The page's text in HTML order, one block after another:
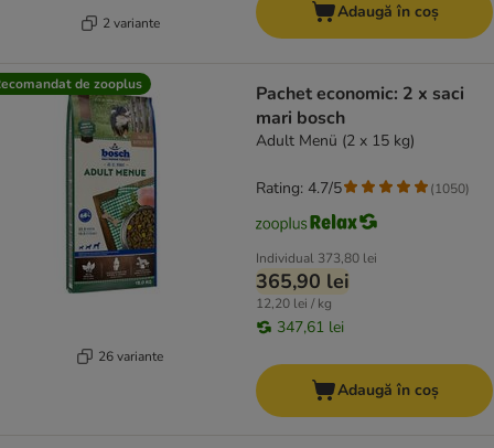
2 variante
Adaugă în coș
de zooplus
26 variante
Pachet economic: 2 x saci
mari bosch
Adult Menü (2 x 15 kg)
Individual 373,80 lei
365,90 lei
12,20 lei / kg
347,61 lei
Rating: 4.7/5 (1050)
Adaugă în coș